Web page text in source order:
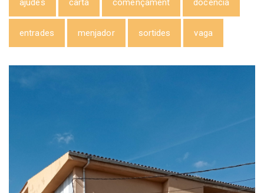
ajudes carta començament docència
entrades menjador sortides vaga